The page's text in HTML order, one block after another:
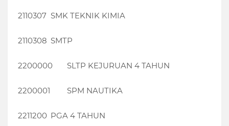
2110307 SMK TEKNIK KIMIA
2110308 SMTP
2200000 SLTP KEJURUAN 4 TAHUN
2200001 SPM NAUTIKA
2211200 PGA 4 TAHUN